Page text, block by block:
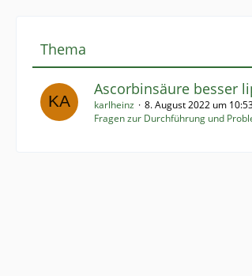
Thema
Ascorbinsäure besser
karlheinz
8. August 2022 um
Fragen zur Durchführung und